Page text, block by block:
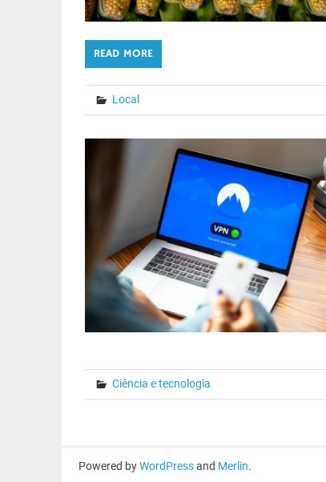
READ MORE
Local
Ciência e tecnologia
Powered byWordPressand Merlin.